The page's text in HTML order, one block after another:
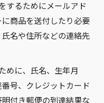
するためにメールアド
商品を送付したり必要
名や住所などの連絡先
めに、氏名、生年月
号、クレジットカード
付き郵便の到達結果な